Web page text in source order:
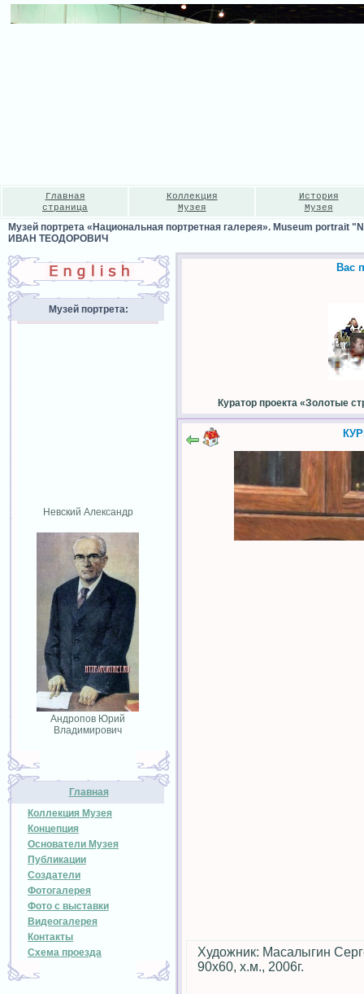
Главная
страница
Коллекция
Музея
История
Музея
Музей портрета «Национальная портретная галерея». Museum portrait
ИВАН ТЕОДОРОВИЧ
Музей портрета:
Невский Александр
Андропов Юрий
Владимирович
Главная
Коллекция Музея
Концепция
Основатели Музея
Публикации
Создатели
Фотогалерея
Фото с выставки
Видеогалерея
Контакты
Схема проезда
Вас
Куратор проекта «Золотые
Художник: Масалыгин
90х60, х.м., 2006г.